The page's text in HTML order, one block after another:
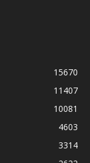
15670
11407
10081
4603
3314